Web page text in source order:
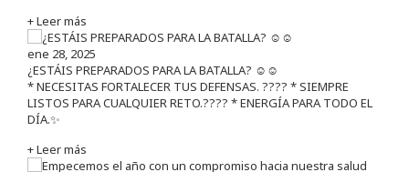
+ Leer más
ene 28, 2025
¿ESTÁIS PREPARADOS PARA LA BATALLA? ☺️☺️
* NECESITAS FORTALECER TUS DEFENSAS. ????️ * SIEMPRE
LISTOS PARA CUALQUIER RETO.???? * ENERGÍA PARA TODO EL
DÍA.✨
+ Leer más